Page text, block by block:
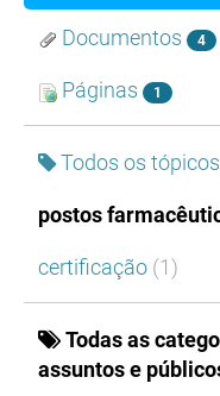
Documentos 4
Páginas 1
Todos os
postos
certificação (1)
Todas as
assuntos e